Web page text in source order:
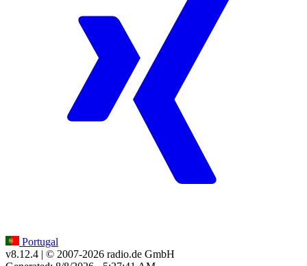
Portugal
v8.12.4 | © 2007-2026 radio.de GmbH